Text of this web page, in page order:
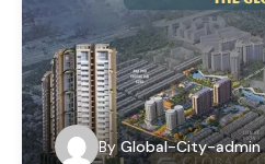
By Global-City-admin